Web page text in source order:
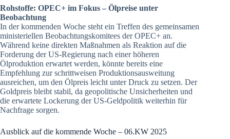
Rohstoffe: OPEC+ im Fokus – Ölpreise unter
Beobachtung
In der kommenden Woche steht ein Treffen des gemeinsamen
ministeriellen Beobachtungskomitees der OPEC+ an.
Während keine direkten Maßnahmen als Reaktion auf die
Forderung der US-Regierung nach einer höheren
Ölproduktion erwartet werden, könnte bereits eine
Empfehlung zur schrittweisen Produktionsausweitung
ausreichen, um den Ölpreis leicht unter Druck zu setzen. Der
Goldpreis bleibt stabil, da geopolitische Unsicherheiten und
die erwartete Lockerung der US-Geldpolitik weiterhin für
Nachfrage sorgen.
Ausblick auf die kommende Woche – 06.KW 2025